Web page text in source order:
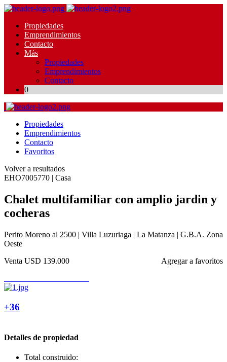
Propiedades
Emprendimientos
Contacto
Más
Propiedades
Emprendimientos
Contacto
0
Propiedades
Emprendimientos
Contacto
Favoritos
Volver a resultados
EHO7005770 | Casa
Chalet multifamiliar con amplio jardin y
cocheras
Perito Moreno al 2500 | Villa Luzuriaga | La Matanza | G.B.A. Zona
Oeste
Agregar a favoritos
Venta USD 139.000
+36
Detalles de propiedad
Total construido: